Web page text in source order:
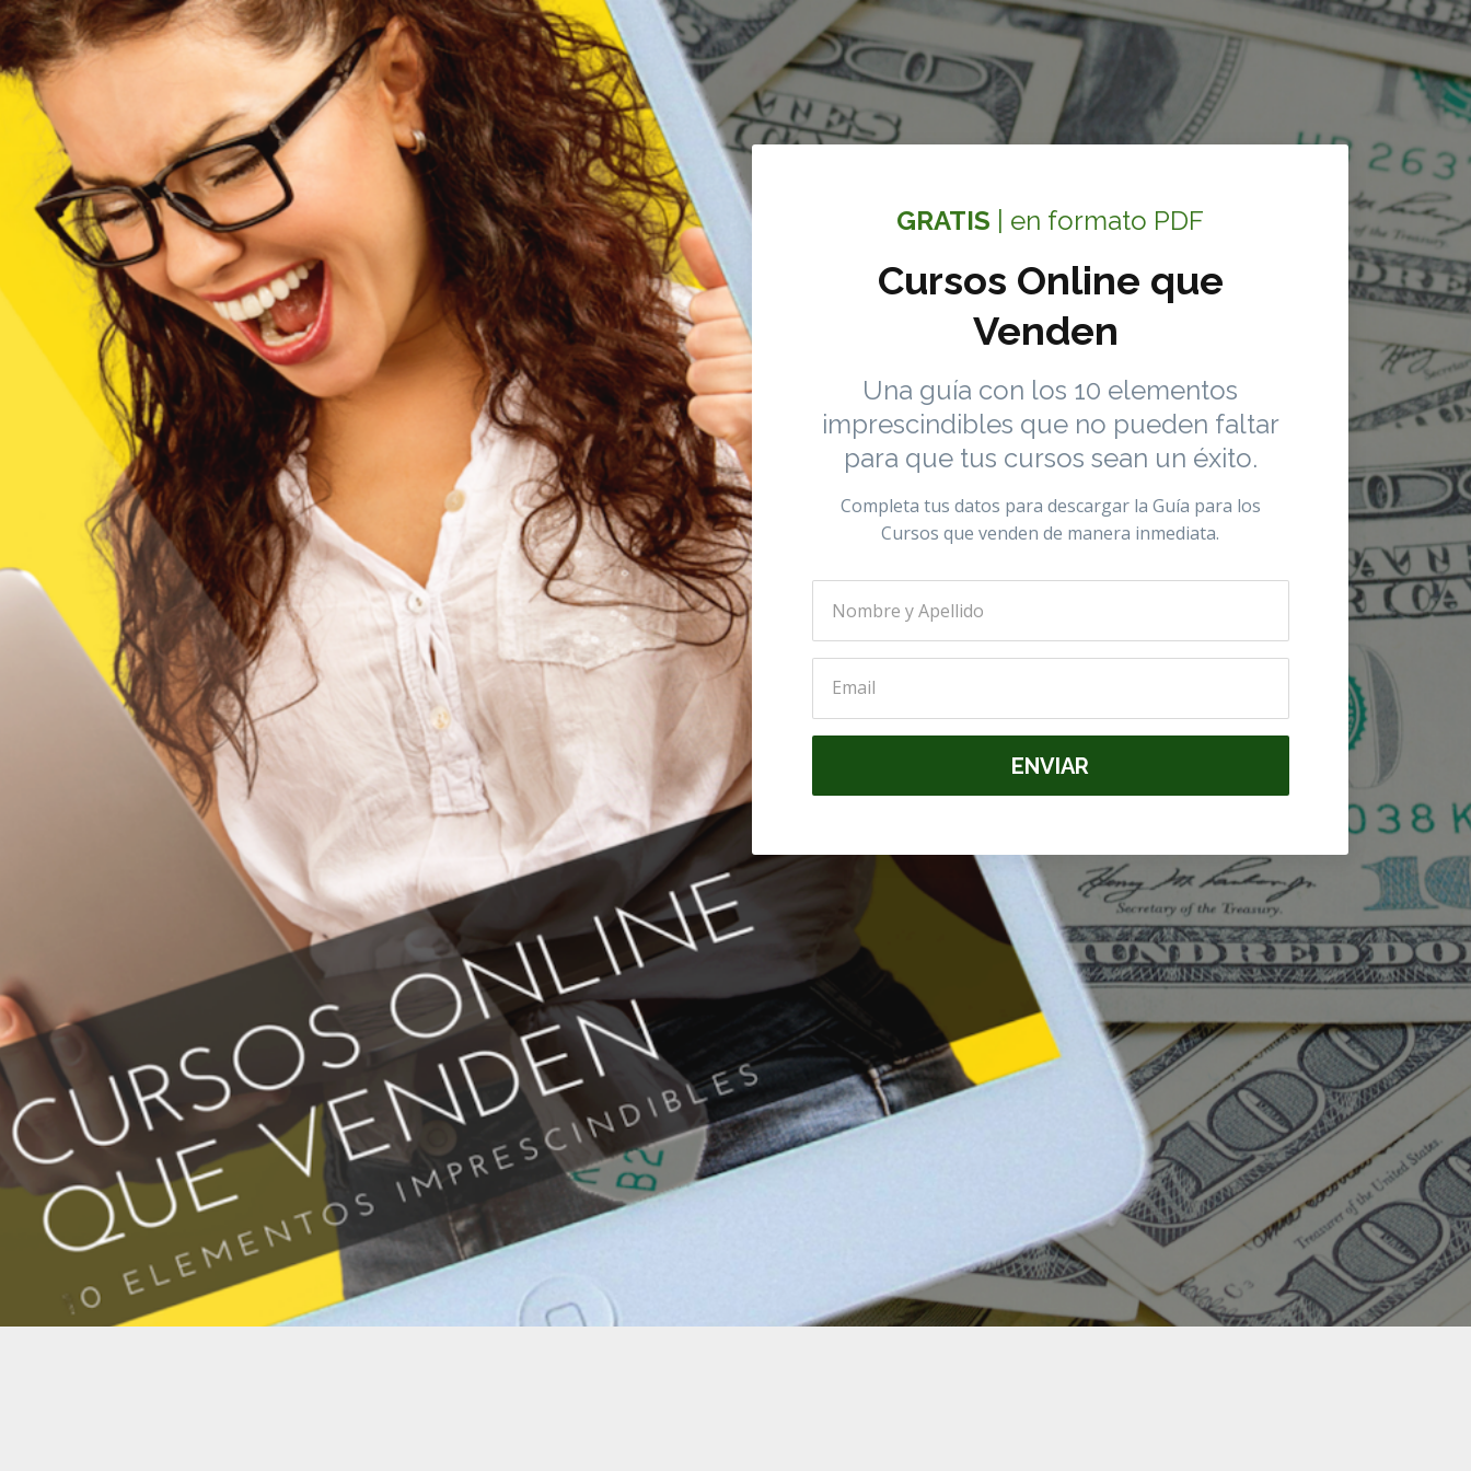
GRATIS | en formato PDF
Cursos Online que
Venden
Una guía con los 10 elementos
imprescindibles que no pueden faltar
para que tus cursos sean un éxito.
Completa tus datos para descargar la Guía para los
Cursos que venden de manera inmediata.
ENVIAR